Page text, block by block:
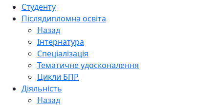
Студенту
Післядипломна освіта
Назад
Інтернатура
Спеціалізація
Тематичне удосконалення
Цикли БПР
Діяльність
Назад